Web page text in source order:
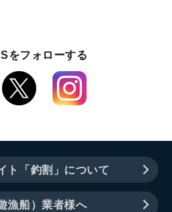
をフォローする
ト「釣割」について
漁船）業者様へ